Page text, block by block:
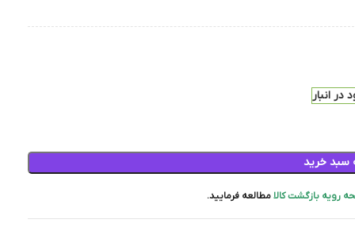
در انبار
سبد خرید
رویه بازگشت کالامطالعه فرمایید.